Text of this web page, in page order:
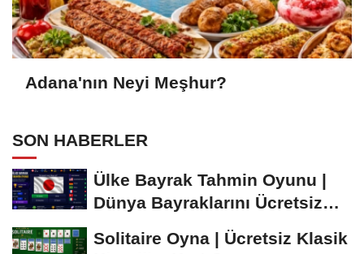
Adana'nın Neyi Meşhur?
SON HABERLER
Ülke Bayrak Tahmin Oyunu |
Dünya Bayraklarını Ücretsiz
Solitaire Oyna | Ücretsiz Klasik